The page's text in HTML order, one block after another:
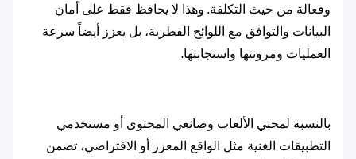
وفعالة من حيث التكلفة. وهذا لا يحافظ فقط على أمان
البيانات والتوافق مع اللوائح القطرية، بل يعزز أيضاً سرعة
العمليات ومرونتها واستجابتها.
بالنسبة لمحبي الألعاب وصانعي المحتوى أو مستخدمي
التطبيقات الغنية مثل الواقع المعزز أو الافتراضي، تضمن